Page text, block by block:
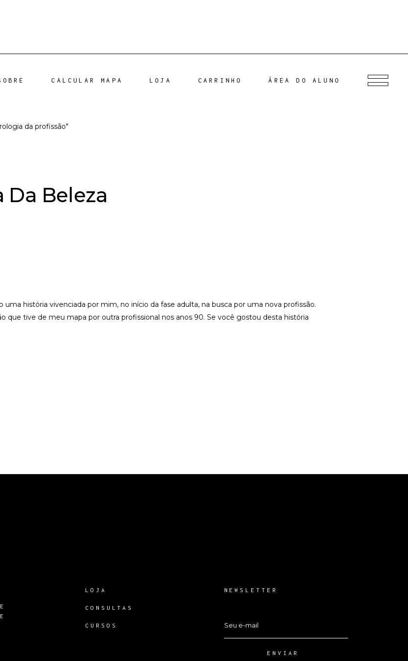
CALCULAR MAPA LOJA CARRINHO ÁREA DO ALUNO
da profissão"
Da Beleza
história vivenciada por mim, no início da fase adulta, na busca por uma nova profissão.
tive de meu mapa por outra profissional nos anos 90. Se você gostou desta história
LOJA
CONSULTAS
CURSOS
NEWSLETTER
ENVIAR